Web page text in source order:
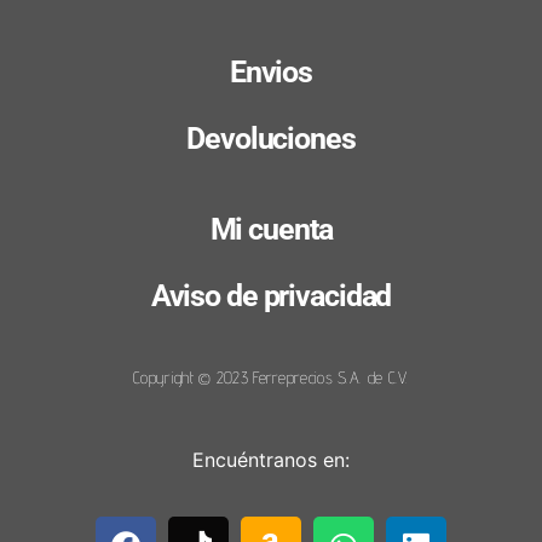
Envios
Devoluciones
Mi cuenta
Aviso de privacidad
Copyright © 2023 Ferreprecios S.A. de C.V.
Encuéntranos en: